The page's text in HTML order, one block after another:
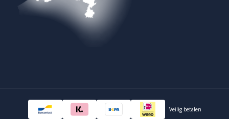
kosten van herstel achteraf.
Verwerkingsadvies voor een opsluitband
Begin met het uitgraven van een sleuf langs de rand van de
bestrating. Deze sleuf moet diep genoeg zijn zodat minimaal
25 tot 30 cm van de opsluitband onder het maaiveldVeilig betalen